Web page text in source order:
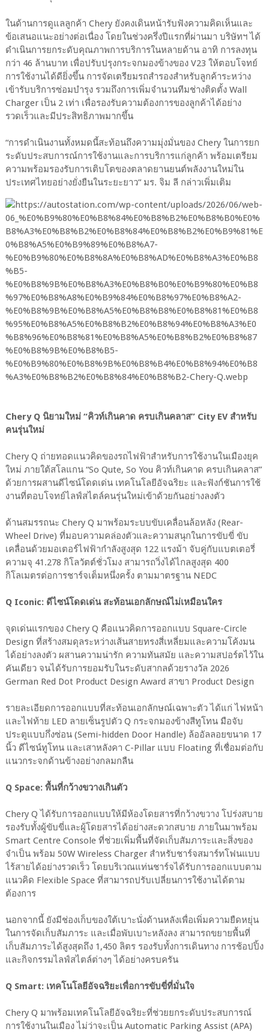
ในด้านการดูแลลูกค้า Chery ยังคงเดินหน้ารับฟังความคิดเห็นและ
ข้อเสนอแนะอย่างต่อเนื่อง โดยในช่วงครึ่งปีแรกที่ผ่านมา บริษัทฯ ได้
ดำเนินการยกระดับคุณภาพการบริการในหลายด้าน อาทิ การลงทุน
กว่า 46 ล้านบาท เพื่อปรับปรุงกระจกมองข้างของ V23 ให้ตอบโจทย์
การใช้งานได้ดียิ่งขึ้น การจัดเตรียมรถสำรองสำหรับลูกค้าระหว่าง
เข้ารับบริการซ่อมบำรุง รวมถึงการเพิ่มจำนวนทีมช่างติดตั้ง Wall
Charger เป็น 2 เท่า เพื่อรองรับความต้องการของลูกค้าได้อย่าง
รวดเร็วและมีประสิทธิภาพมากขึ้น
“การดำเนินงานทั้งหมดนี้สะท้อนถึงความมุ่งมั่นของ Chery ในการยก
ระดับประสบการณ์การใช้งานและการบริการแก่ลูกค้า พร้อมเตรียม
ความพร้อมรองรับการเติบโตของตลาดยานยนต์พลังงานใหม่ใน
ประเทศไทยอย่างยั่งยืนในระยะยาว” มร. จิม ลี กล่าวเพิ่มเติม
Chery Q นิยามใหม่ “คิวท์เกินคาด ครบเกินคลาส” City EV สำหรับ
คนรุ่นใหม่
Chery Q ถ่ายทอดแนวคิดของรถไฟฟ้าสำหรับการใช้งานในเมืองยุค
ใหม่ ภายใต้สโลแกน “So Qute, So You คิวท์เกินคาด ครบเกินคลาส”
ด้วยการผสานดีไซน์โดดเด่น เทคโนโลยีอัจฉริยะ และฟังก์ชันการใช้
งานที่ตอบโจทย์ไลฟ์สไตล์คนรุ่นใหม่เข้าด้วยกันอย่างลงตัว
ด้านสมรรถนะ Chery Q มาพร้อมระบบขับเคลื่อนล้อหลัง (Rear-
Wheel Drive) ที่มอบความคล่องตัวและความสนุกในการขับขี่ ขับ
เคลื่อนด้วยมอเตอร์ไฟฟ้ากำลังสูงสุด 122 แรงม้า จับคู่กับแบตเตอรี่
ความจุ 41.278 กิโลวัตต์ชั่วโมง สามารถวิ่งได้ไกลสูงสุด 400
กิโลเมตรต่อการชาร์จเต็มหนึ่งครั้ง ตามมาตรฐาน NEDC
Q Iconic: ดีไซน์โดดเด่น สะท้อนเอกลักษณ์ไม่เหมือนใคร
จุดเด่นแรกของ Chery Q คือแนวคิดการออกแบบ Square-Circle
Design ที่สร้างสมดุลระหว่างเส้นสายทรงสี่เหลี่ยมและความโค้งมน
ได้อย่างลงตัว ผสานความน่ารัก ความทันสมัย และความสปอร์ตไว้ใน
คันเดียว จนได้รับการยอมรับในระดับสากลด้วยรางวัล 2026
German Red Dot Product Design Award สาขา Product Design
รายละเอียดการออกแบบที่สะท้อนเอกลักษณ์เฉพาะตัว ได้แก่ ไฟหน้า
และไฟท้าย LED ลายเซ็นรูปตัว Q กระจกมองข้างสีทูโทน มือจับ
ประตูแบบกึ่งซ่อน (Semi-hidden Door Handle) ล้ออัลลอยขนาด 17
นิ้ว ดีไซน์ทูโทน และเสาหลังคา C-Pillar แบบ Floating ที่เชื่อมต่อกับ
แนวกระจกด้านข้างอย่างกลมกลืน
Q Space: พื้นที่กว้างขวางเกินตัว
Chery Q ได้รับการออกแบบให้มีห้องโดยสารที่กว้างขวาง โปร่งสบาย
รองรับทั้งผู้ขับขี่และผู้โดยสารได้อย่างสะดวกสบาย ภายในมาพร้อม
Smart Centre Console ที่ช่วยเพิ่มพื้นที่จัดเก็บสัมภาระและสิ่งของ
จำเป็น พร้อม 50W Wireless Charger สำหรับชาร์จสมาร์ทโฟนแบบ
ไร้สายได้อย่างรวดเร็ว โดยบริเวณแท่นชาร์จได้รับการออกแบบตาม
แนวคิด Flexible Space ที่สามารถปรับเปลี่ยนการใช้งานได้ตาม
ต้องการ
นอกจากนี้ ยังมีช่องเก็บของใต้เบาะนั่งด้านหลังเพื่อเพิ่มความยืดหยุ่น
ในการจัดเก็บสัมภาระ และเมื่อพับเบาะหลังลง สามารถขยายพื้นที่
เก็บสัมภาระได้สูงสุดถึง 1,450 ลิตร รองรับทั้งการเดินทาง การช้อปปิ้ง
และกิจกรรมไลฟ์สไตล์ต่างๆ ได้อย่างครบครัน
Q Smart: เทคโนโลยีอัจฉริยะเพื่อการขับขี่ที่มั่นใจ
Chery Q มาพร้อมเทคโนโลยีอัจฉริยะที่ช่วยยกระดับประสบการณ์
การใช้งานในเมือง ไม่ว่าจะเป็น Automatic Parking Assist (APA)